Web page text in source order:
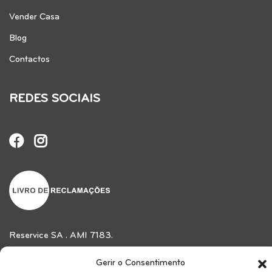
Gerir o Consentimento
Vender Casa
Blog
Contactos
REDES SOCIAIS
Reservice SA . AMI 7183.